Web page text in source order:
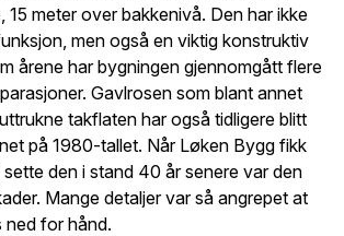
15 meter over bakkenivå. Den har ikke
men også en viktig konstruktiv
årene har bygningen gjennomgått flere
Gavlrosen som blant annet
takflaten har også tidligere blitt
på 1980-tallet. Når Løken Bygg fikk
den i stand 40 år senere var den
Mange detaljer var så angrepet at
ned for hånd.